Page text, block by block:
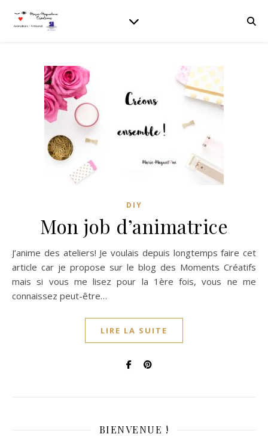
DIY
Mon job d’animatrice
J’anime des ateliers! Je voulais depuis longtemps faire cet
article car je propose sur le blog des Moments Créatifs
mais si vous me lisez pour la 1ère fois, vous ne me
connaissez peut-être…
LIRE LA SUITE
BIENVENUE !